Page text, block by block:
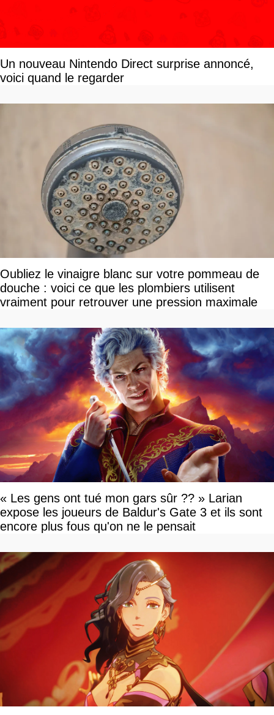
Un nouveau Nintendo Direct surprise annoncé,
voici quand le regarder
Oubliez le vinaigre blanc sur votre pommeau de
douche : voici ce que les plombiers utilisent
vraiment pour retrouver une pression maximale
« Les gens ont tué mon gars sûr ?? » Larian
expose les joueurs de Baldur's Gate 3 et ils sont
encore plus fous qu'on ne le pensait